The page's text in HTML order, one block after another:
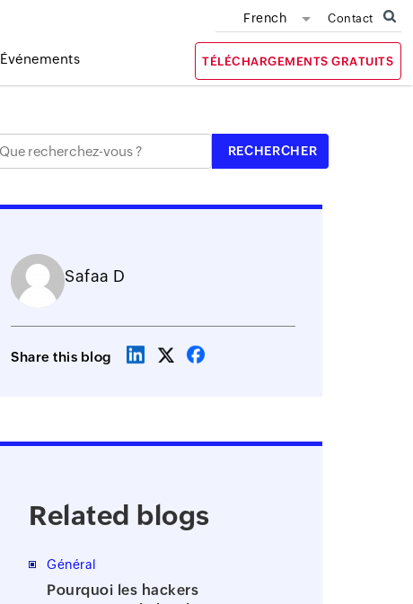
French Contact
Événements TÉLÉCHARGEMENTS GRATUITS
Safaa D
Share this blog
Related blogs
Général
Pourquoi les hackers